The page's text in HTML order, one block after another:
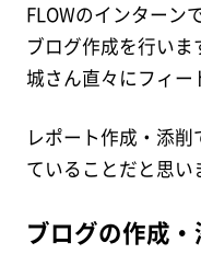
FLOWのインターン
ブログ作成を行い
城さん直々にフィー
レポート作成・添
ていることだと思い
ブログの作成